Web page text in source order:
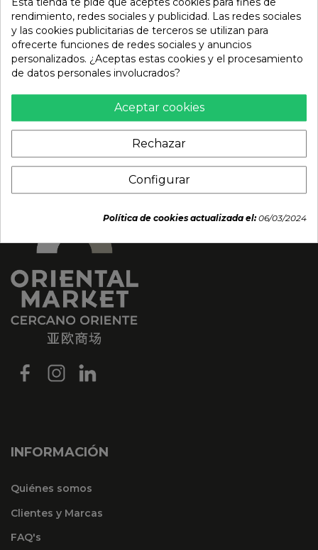
Bebida kombucha super
te verde eco (VITAE)
250ml
2,55 €
Bebida Ice Té NARUTO
(NARUTO) 330ml
INFORMACIÓN
Quiénes somos
Clientes y Marcas
FAQ's
rendimiento, redes sociales y publicidad. Las redes sociales
y las cookies publicitarias de terceros se utilizan para
ofrecerte funciones de redes sociales y anuncios
personalizados. ¿Aceptas estas cookies y el procesamiento
de datos personales involucrados?
Aceptar cookies
Rechazar
Configurar
Política de cookies actualizada el:06/03/2024